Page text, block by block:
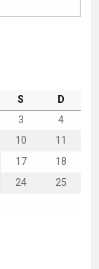
S
D
3
4
10
11
17
18
24
25